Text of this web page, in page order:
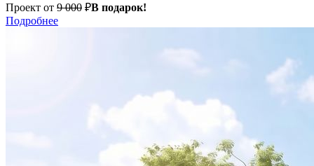
Проект от 9 000 ₽В подарок!
Подробнее